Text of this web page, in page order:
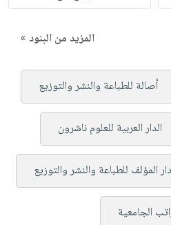
المزيد من البنود »
أصالة للطباعة والنشر والتوزيع
الدار العربية للعلوم ناشرون
دار المؤلف للطباعة والنشر والتوزيع
الجامعية